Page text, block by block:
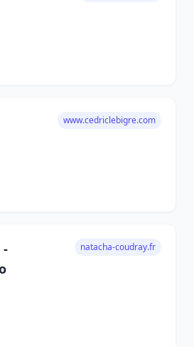
www.cedriclebigre.com
-
natacha-coudray.fr